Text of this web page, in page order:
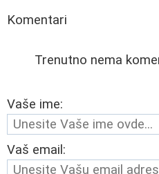
Komentari
Trenutno nema
Vaše ime:
Vaš email: